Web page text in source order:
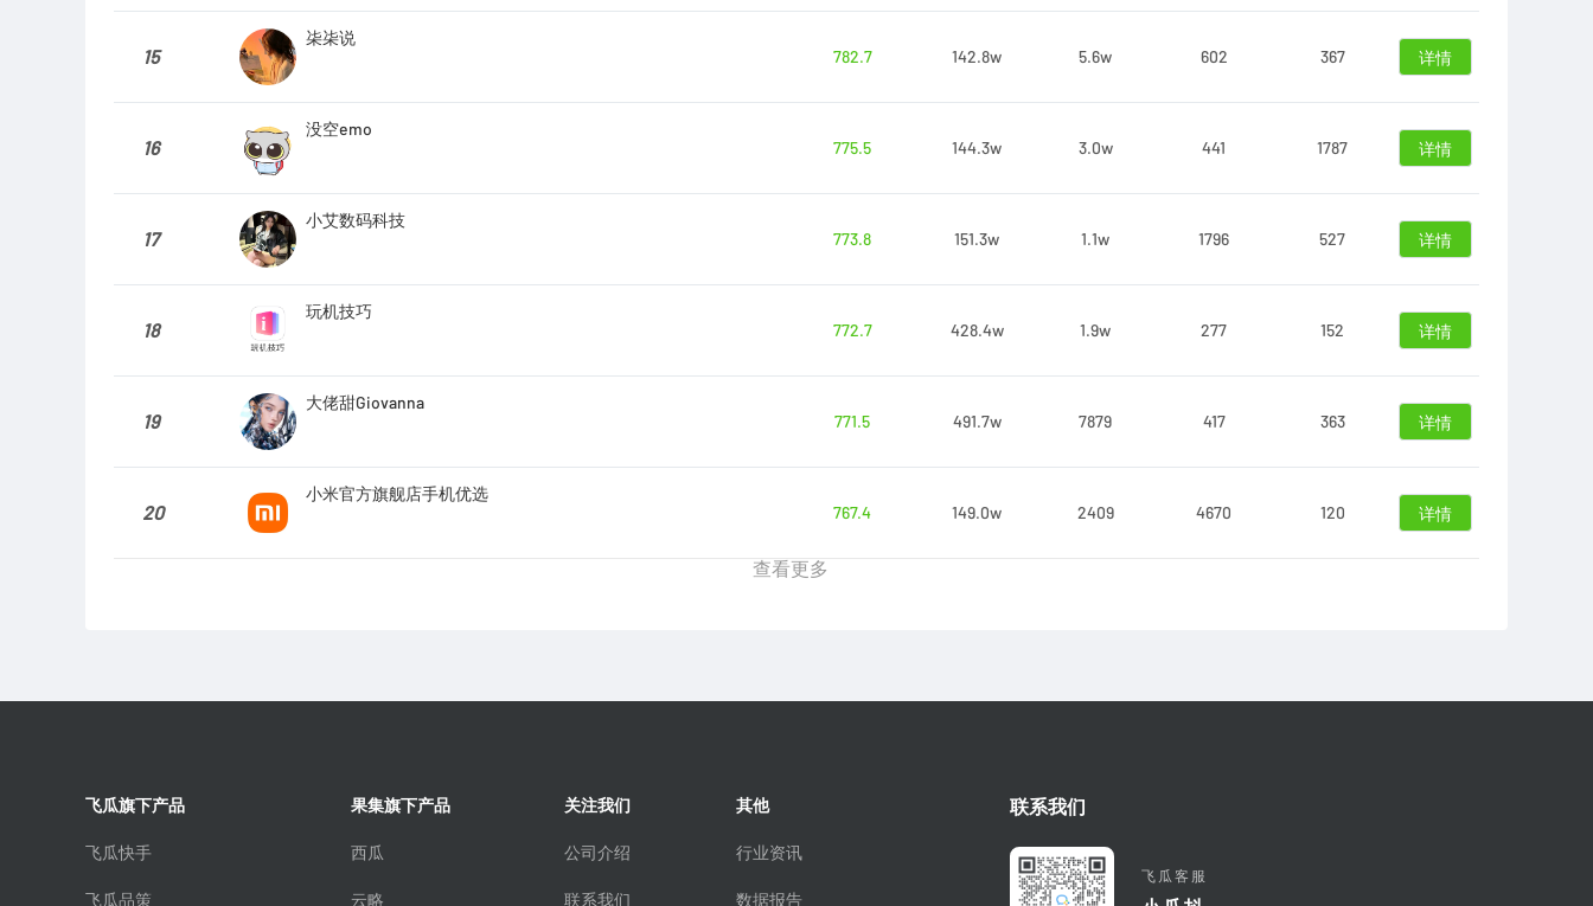
15
㭍㭍说
782.7
142.8w 5.6w 602 367 详情
16
没空emo
775.5
144.3w 3.0w 441 1787 详情
17
小艾数码科技
773.8
151.3w 1.1w 1796 527 详情
18
玩机技巧
772.7
428.4w 1.9w 277 152 详情
19
大佬甜Giovanna
771.5
491.7w 7879 417 363 详情
20
小米官方旗舰店手机优选
767.4
149.0w 2409 4670 120 详情
查看更多
飞瓜旗下产品
飞瓜快手
飞瓜品策
果集旗下产品
西瓜
云略
关注我们
公司介绍
联系我们
其他
行业资讯
数据报告
联系我们
飞瓜客服